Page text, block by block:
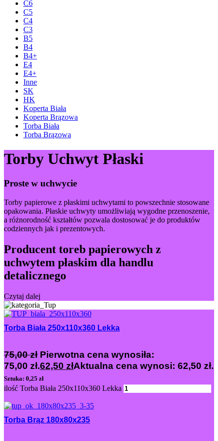
C6
C5
C4
C3
B5
B4
B4+
E4
E4+
Inne
SK
HK
Koperta Biała
Koperta Brązowa
Torba Biała
Torba Brązowa
Torby Uchwyt Płaski
Proste w uchwycie
Torby papierowe z płaskimi uchwytami to powszechnie stosowane
opakowania. Płaskie uchwyty umożliwiają wygodne przenoszenie,
a różnorodność kształtów pozwala dostosować je do produktów
codziennych jak i prezentowych.
Producent toreb papierowych z
uchwytem płaskim dla handlu
detalicznego
Czytaj dalej
Torba Biała 250x110x360 Lekka
75,00zł Pierwotna cena wynosiła:
75,00 zł.62,50 złAktualna cena wynosi: 62,50 zł.
Sztuka: 0,25 zł
ilość Torba Biała 250x110x360 Lekka
Torba Brąz 180x80x235